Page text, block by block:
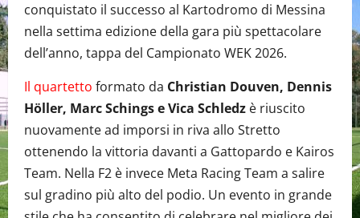
conquistato il successo al Kartodromo di Messina
nella settima edizione della gara più spettacolare
dell’anno, tappa del Campionato WEK 2026.
Il quartetto formato da Christian Douven, Dennis
Höller, Marc Schings e Vica Schledz è riuscito
nuovamente ad imporsi in riva allo Stretto
ottenendo la vittoria davanti a Gattopardo e Kairos
Team. Nella F2 è invece Meta Racing Team a salire
sul gradino più alto del podio. Un evento in grande